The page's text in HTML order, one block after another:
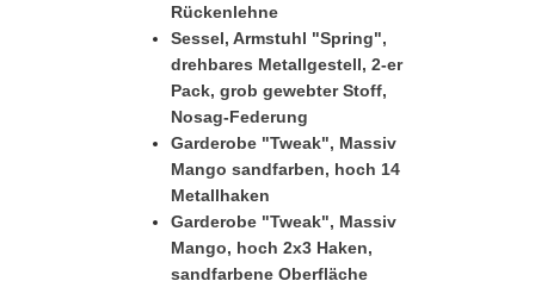
Rückenlehne
Sessel, Armstuhl "Spring",
drehbares Metallgestell, 2-er
Pack, grob gewebter Stoff,
Nosag-Federung
Garderobe "Tweak", Massiv
Mango sandfarben, hoch 14
Metallhaken
Garderobe "Tweak", Massiv
Mango, hoch 2x3 Haken,
sandfarbene Oberfläche